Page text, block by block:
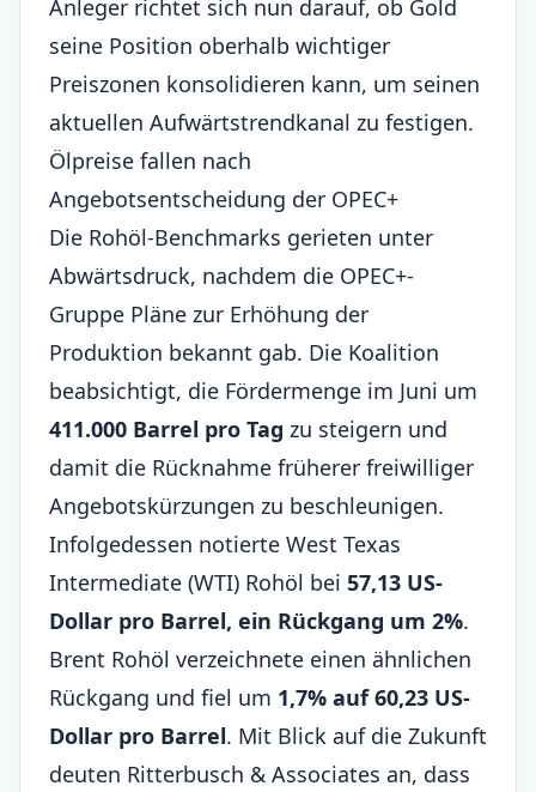
Anleger richtet sich nun darauf, ob Gold
seine Position oberhalb wichtiger
Preiszonen konsolidieren kann, um seinen
aktuellen Aufwärtstrendkanal zu festigen.
Ölpreise fallen nach
Angebotsentscheidung der OPEC+
Die Rohöl-Benchmarks gerieten unter
Abwärtsdruck, nachdem die OPEC+-
Gruppe Pläne zur Erhöhung der
Produktion bekannt gab. Die Koalition
beabsichtigt, die Fördermenge im Juni um
411.000 Barrel pro Tag zu steigern und
damit die Rücknahme früherer freiwilliger
Angebotskürzungen zu beschleunigen.
Infolgedessen notierte West Texas
Intermediate (WTI) Rohöl bei 57,13 US-
Dollar pro Barrel, ein Rückgang um 2%.
Brent Rohöl verzeichnete einen ähnlichen
Rückgang und fiel um 1,7% auf 60,23 US-
Dollar pro Barrel. Mit Blick auf die Zukunft
deuten Ritterbusch & Associates an, dass